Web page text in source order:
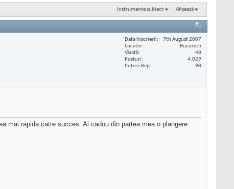
Instrumente subiect Afișează
#1
Data înscrierii
7th August 2007
Locaţie
Bucuresti
Vârstă
48
Posturi
4.029
Putere Rep
98
mai rapida catre succes. Ai cadou din partea mea o plangere